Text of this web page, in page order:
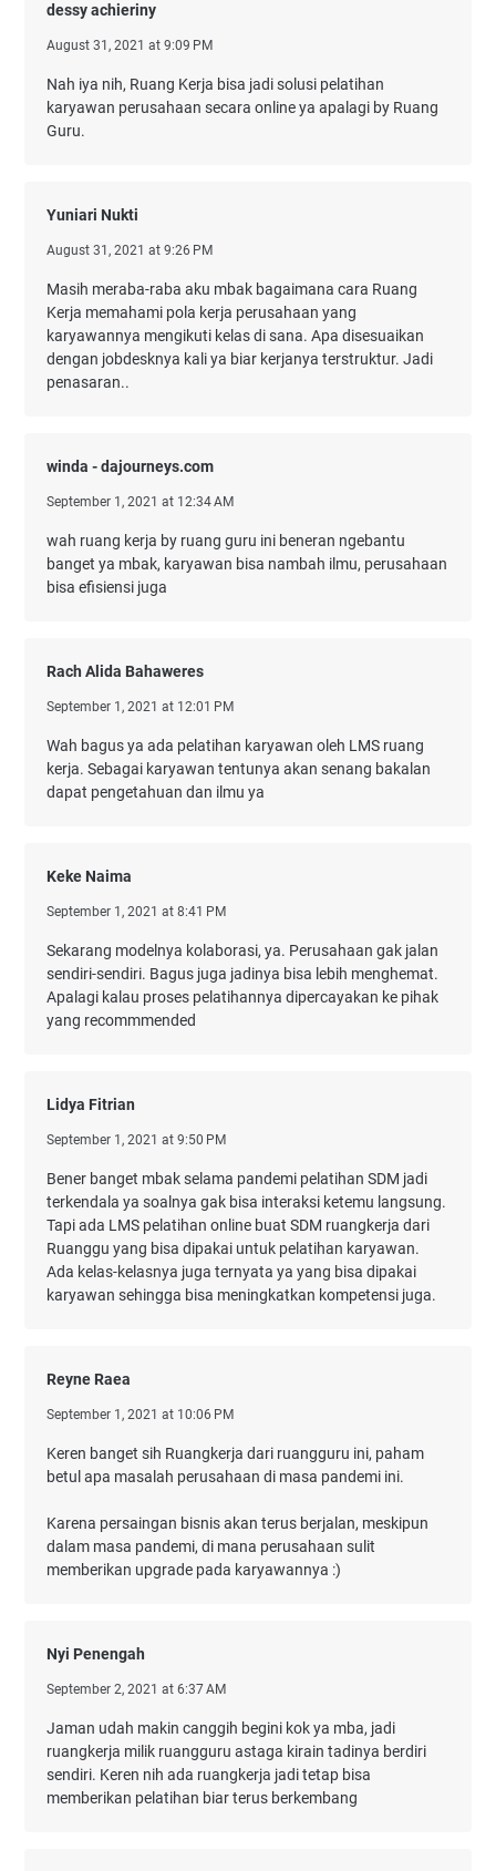
dessy achieriny
August 31, 2021 at 9:09 PM
Nah iya nih, Ruang Kerja bisa jadi solusi pelatihan
karyawan perusahaan secara online ya apalagi by Ruang
Guru.
Yuniari Nukti
August 31, 2021 at 9:26 PM
Masih meraba-raba aku mbak bagaimana cara Ruang
Kerja memahami pola kerja perusahaan yang
karyawannya mengikuti kelas di sana. Apa disesuaikan
dengan jobdesknya kali ya biar kerjanya terstruktur. Jadi
penasaran..
winda - dajourneys.com
September 1, 2021 at 12:34 AM
wah ruang kerja by ruang guru ini beneran ngebantu
banget ya mbak, karyawan bisa nambah ilmu, perusahaan
bisa efisiensi juga
Rach Alida Bahaweres
September 1, 2021 at 12:01 PM
Wah bagus ya ada pelatihan karyawan oleh LMS ruang
kerja. Sebagai karyawan tentunya akan senang bakalan
dapat pengetahuan dan ilmu ya
Keke Naima
September 1, 2021 at 8:41 PM
Sekarang modelnya kolaborasi, ya. Perusahaan gak jalan
sendiri-sendiri. Bagus juga jadinya bisa lebih menghemat.
Apalagi kalau proses pelatihannya dipercayakan ke pihak
yang recommmended
Lidya Fitrian
September 1, 2021 at 9:50 PM
Bener banget mbak selama pandemi pelatihan SDM jadi
terkendala ya soalnya gak bisa interaksi ketemu langsung.
Tapi ada LMS pelatihan online buat SDM ruangkerja dari
Ruanggu yang bisa dipakai untuk pelatihan karyawan.
Ada kelas-kelasnya juga ternyata ya yang bisa dipakai
karyawan sehingga bisa meningkatkan kompetensi juga.
Reyne Raea
September 1, 2021 at 10:06 PM
Keren banget sih Ruangkerja dari ruangguru ini, paham
betul apa masalah perusahaan di masa pandemi ini.
Karena persaingan bisnis akan terus berjalan, meskipun
dalam masa pandemi, di mana perusahaan sulit
memberikan upgrade pada karyawannya :)
Nyi Penengah
September 2, 2021 at 6:37 AM
Jaman udah makin canggih begini kok ya mba, jadi
ruangkerja milik ruangguru astaga kirain tadinya berdiri
sendiri. Keren nih ada ruangkerja jadi tetap bisa
memberikan pelatihan biar terus berkembang